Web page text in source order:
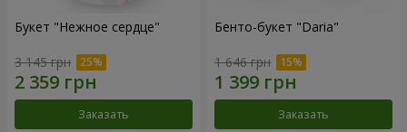
Букет "Нежное сердце"
3 145 грн
Заказать
Бенто-букет "Daria"
1 646 грн
Заказать